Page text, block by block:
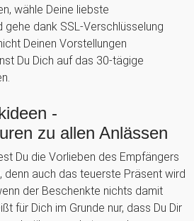
wähle Deine liebste
gehe dank SSL-Verschlüsselung
Deinen Vorstellungen
Du Dich auf das 30-tägige
-
zu allen Anlässen
Du die Vorlieben des Empfängers
denn auch das teuerste Präsent wird
der Beschenkte nichts damit
für Dich im Grunde nur, dass Du Dir